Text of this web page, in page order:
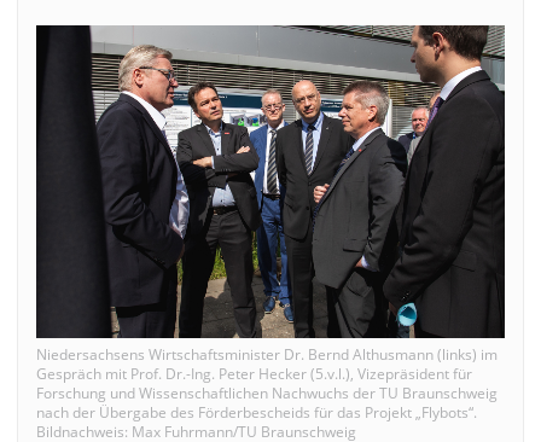
Niedersachsens Wirtschaftsminister Dr. Bernd Althusmann (links) im
Gespräch mit Prof. Dr.-Ing. Peter Hecker (5.v.l.), Vizepräsident für
Forschung und Wissenschaftlichen Nachwuchs der TU Braunschweig
nach der Übergabe des Förderbescheids für das Projekt „Flybots“.
Bildnachweis: Max Fuhrmann/TU Braunschweig